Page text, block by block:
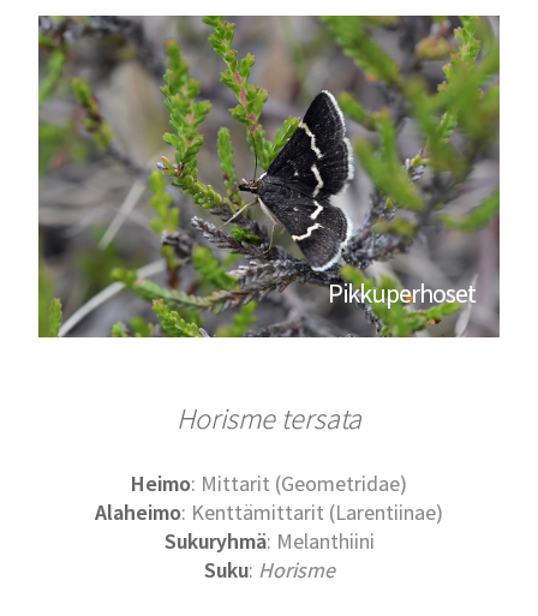
Pikkuperhoset
Horisme tersata
Heimo: Mittarit (Geometridae)
Alaheimo: Kenttämittarit (Larentiinae)
Sukuryhmä: Melanthiini
Suku: Horisme